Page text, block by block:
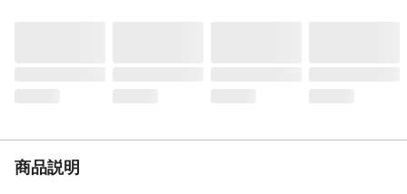
商品説明